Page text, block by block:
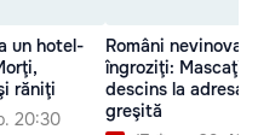
un hotel-
răniţi
20:30
Români nevinovaţi,
îngroziţi: Mascaţii
descins la adresa
greşită